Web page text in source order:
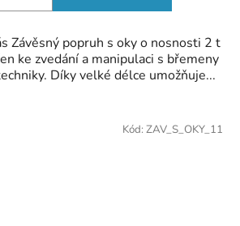
Závěsný popruh s oky o nosnosti 2 t
ke zvedání a manipulaci s břemeny
Díky velké délce umožňuje...
Kód: ZAV_S_OKY_11